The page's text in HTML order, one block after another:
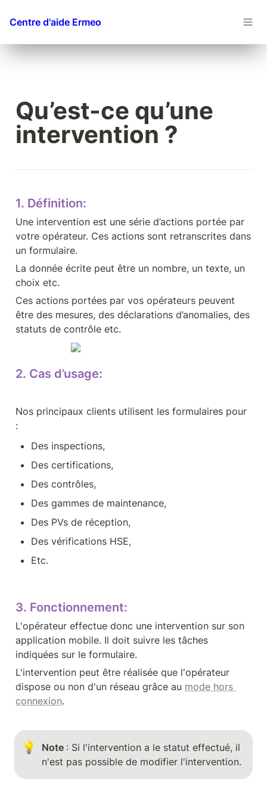
Centre d'aide Ermeo
Qu’est-ce qu’une
intervention ?
1. Définition:
Une intervention est une série d’actions portée par
votre opérateur. Ces actions sont retranscrites dans
un formulaire.
La donnée écrite peut être un nombre, un texte, un
choix etc.
Ces actions portées par vos opérateurs peuvent
être des mesures, des déclarations d’anomalies, des
statuts de contrôle etc.
2. Cas d’usage:
Nos principaux clients utilisent les formulaires pour
:
Des inspections,
Des certifications,
Des contrôles,
Des gammes de maintenance,
Des PVs de réception,
Des vérifications HSE,
Etc.
3. Fonctionnement:
L'opérateur effectue donc une intervention sur son
application mobile. Il doit suivre les tâches
indiquées sur le formulaire.
L'intervention peut être réalisée que l'opérateur
dispose ou non d'un réseau grâce au mode hors
connexion.
💡 Note : Si l'intervention a le statut effectué, il
n'est pas possible de modifier l'intervention.